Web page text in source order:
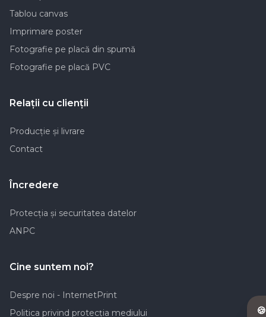
Tablou canvas
Imprimare poster
Fotografie pe placă din spumă
Fotografie pe placă PVC
Relaţii cu clienţii
Producţie şi livrare
Contact
Încredere
Protecția și securitatea datelor
ANPC
Cine suntem noi?
Despre noi - InternetPrint
Politica privind protecţia mediului